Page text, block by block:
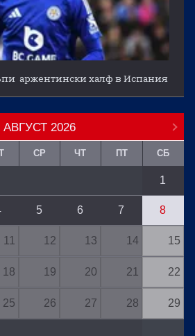
аржентински халф в Испания
АВГУСТ 2026
СР ЧТ ПТ СБ
1
5 6 7 8
11 12 13 14 15
18 19 20 21 22
25 26 27 28 29